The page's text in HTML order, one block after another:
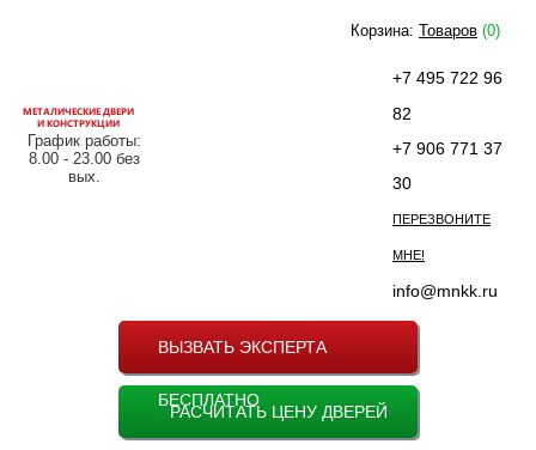
МЕТАЛИЧЕСКИЕ ДВЕРИ
И КОНСТРУКЦИИ
График работы:
8.00 - 23.00 без
вых.
+7 495 722 96
82
+7 906 771 37
30
ПЕРЕЗВОНИТЕ
МНЕ!
info@mnkk.ru
ВЫЗВАТЬ ЭКСПЕРТА
БЕСПЛАТНО
РАСЧИТАТЬ ЦЕНУ ДВЕРЕЙ
Корзина: Товаров (0)